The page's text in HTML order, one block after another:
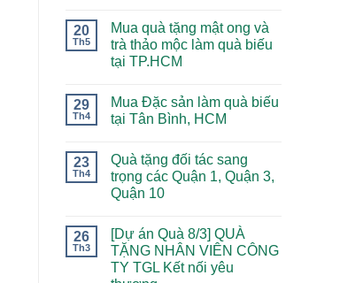
20
Th5
Mua quà tặng mật ong và
trà thảo mộc làm quà biếu
tại TP.HCM
29
Th4
Mua Đặc sản làm quà biếu
tại Tân Bình, HCM
23
Th4
Quà tặng đối tác sang
trọng các Quận 1, Quận 3,
Quận 10
26
Th3
[Dự án Quà 8/3] QUÀ
TẶNG NHÂN VIÊN CÔNG
TY TGL Kết nối yêu